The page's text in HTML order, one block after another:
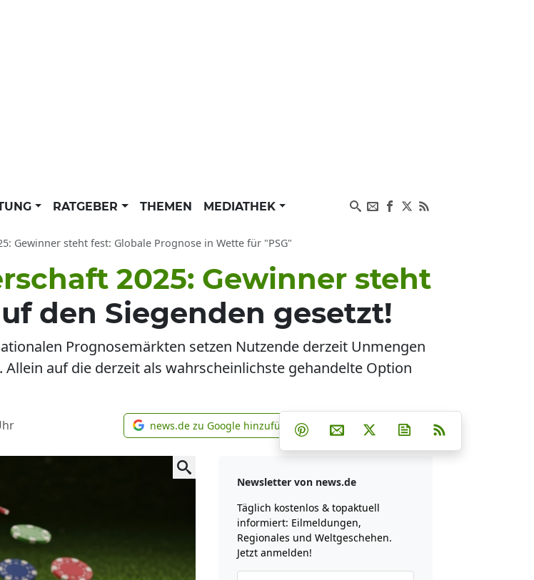
RATGEBER THEMEN MEDIATHEK
Gewinner steht fest: Globale Prognose in Wette für "PSG"
2025: Gewinner steht
den Siegenden gesetzt!
Prognosemärkten setzen Nutzende derzeit Unmengen
auf die derzeit als wahrscheinlichste gehandelte Option
news.de zu Google hinzufügen
news.de zu Google hinzufügen Teilen auf Facebook
Teilen auf Whatsapp
Teilen auf Telegram
Teilen auf Pinterest
Per E-Mail teilen
Post auf XNewsletter
Newsletter von news.de
Täglich kostenlos & topaktuell
informiert: Eilmeldungen,
Regionales und Weltgeschehen.
Jetzt anmelden!